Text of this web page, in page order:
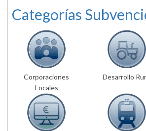
Categorías
Corporaciones
Locales
Desarrollo